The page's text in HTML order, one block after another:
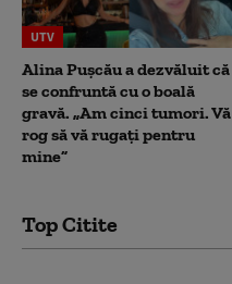
UTV
Alina Pușcău a dezvăluit că
se confruntă cu o boală
gravă. „Am cinci tumori. Vă
rog să vă rugați pentru
mine”
Top Citite